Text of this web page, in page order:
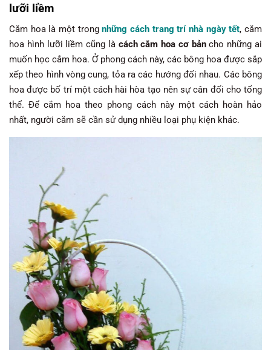
lưỡi liềm
Cắm hoa là một trongnhững cách trang trí nhà ngày tết, cắm
hoa hình lưỡi liềm cũng là cách cắm hoa cơ bảncho những ai
muốn học cắm hoa. Ở phong cách này, các bông hoa được sắp
xếp theo hình vòng cung, tỏa ra các hướng đối nhau. Các bông
hoa được bố trí một cách hài hòa tạo nên sự cân đối cho tổng
thể. Để cắm hoa theo phong cách này một cách hoàn hảo
nhất, người cắm sẽ cần sử dụng nhiều loại phụ kiện khác.